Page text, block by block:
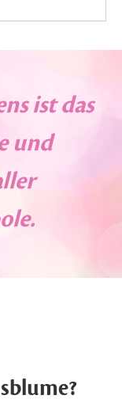
ist das
und